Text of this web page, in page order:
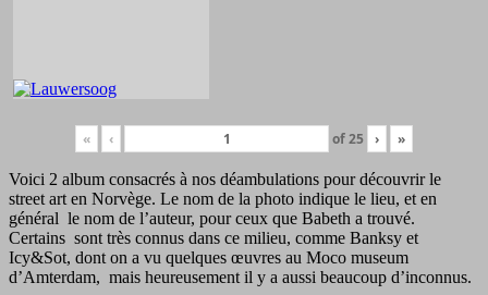
« ‹ of25 › »
Voici 2 album consacrés à nos déambulations pour découvrir le
street art en Norvège. Le nom de la photo indique le lieu, et en
général le nom de l’auteur, pour ceux que Babeth a trouvé.
Certains sont très connus dans ce milieu, comme Banksy et
Icy&Sot, dont on a vu quelques œuvres au Moco museum
d’Amterdam, mais heureusement il y a aussi beaucoup d’inconnus.